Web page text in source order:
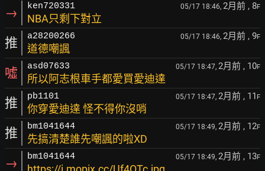
→ ken720331 05/17 18:46, 2月前 , 8F
NBA只剩下對立
推 a28200266 05/17 18:46, 2月前 , 9F
道德嘲諷
噓 asd07633 05/17 18:47, 2月前 , 10F
所以阿志根車手都愛買愛迪達
推 pb1101 05/17 18:47, 2月前 , 11 F
你穿愛迪達 怪不得你沒哨
推 bm1041644 05/17 18:49, 2月前 , 12F
先搞清楚誰先嘲諷的啦XD
→ bm1041644 05/17 18:49, 2月前 , 13F